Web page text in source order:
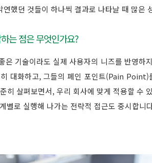
했던 것들이 하나씩 결과로 나타날 때 많은
는 점은 무엇인가요?
기술이라도 실제 사용자의 니즈를 반영하
대화하고, 그들의 페인 포인트(Pain Point)
히 살펴보면서, 우리 회사에 맞게 적용할 수
별로 실행해 나가는 전략적 접근도 중시합니